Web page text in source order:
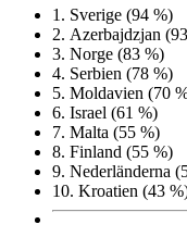
1. Sverige (94 %)
2. Azerbajdzjan
3. Norge (83 %)
4. Serbien (78 %)
5. Moldavien (70
6. Israel (61 %)
7. Malta (55 %)
8. Finland (55 %)
9. Nederländerna
10. Kroatien (43